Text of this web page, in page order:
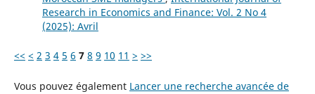
Research in Economics and Finance: Vol. 2 No 4
(2025): Avril
<< < 2 3 4 5 6 7 8 9 10 11 > >>
Vous pouvez également Lancer une recherche avancée de